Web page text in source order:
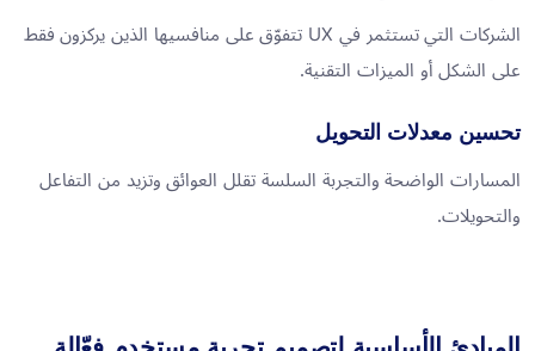
الشركات التي تستثمر في UX تتفوّق على منافسيها الذين يركزون فقط
على الشكل أو الميزات التقنية.
تحسين معدلات التحويل
المسارات الواضحة والتجربة السلسة تقلل العوائق وتزيد من التفاعل
والتحويلات.